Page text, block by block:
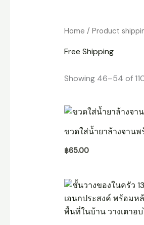
Home / Product
Free Shipping
Showing 46–54 of
ขวดใส่น้ำยาล้างจาน
฿65.00